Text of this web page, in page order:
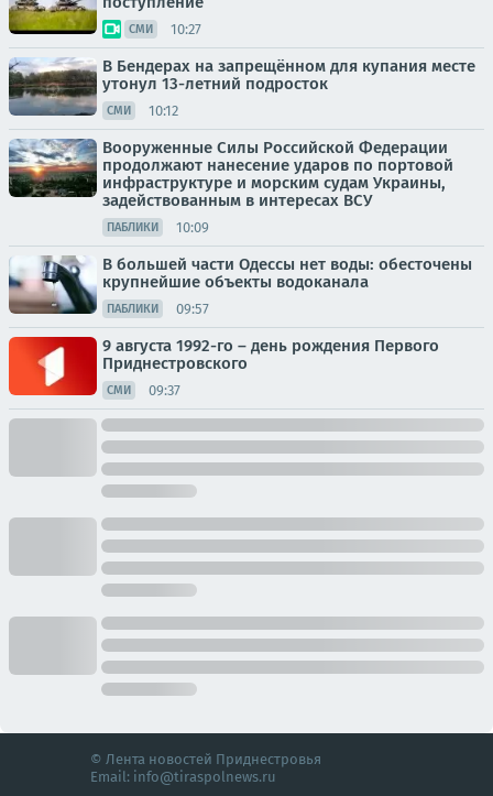
СМИ 10:27
В Бендерах на запрещённом для купания месте
утонул 13-летний подросток
СМИ 10:12
Вооруженные Силы Российской Федерации
продолжают нанесение ударов по портовой
инфраструктуре и морским судам Украины,
задействованным в интересах ВСУ
ПАБЛИКИ 10:09
В большей части Одессы нет воды: обесточены
крупнейшие объекты водоканала
ПАБЛИКИ 09:57
9 августа 1992-го – день рождения Первого
Приднестровского
СМИ 09:37
© Лента новостей Приднестровья
Email: info@tiraspolnews.ru